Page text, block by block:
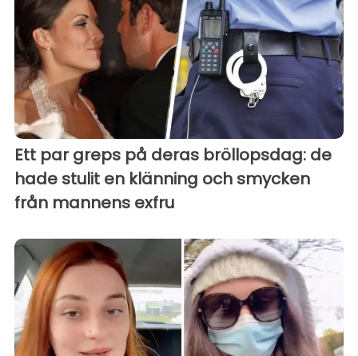
Ett par greps på deras bröllopsdag: de
hade stulit en klänning och smycken
från mannens exfru